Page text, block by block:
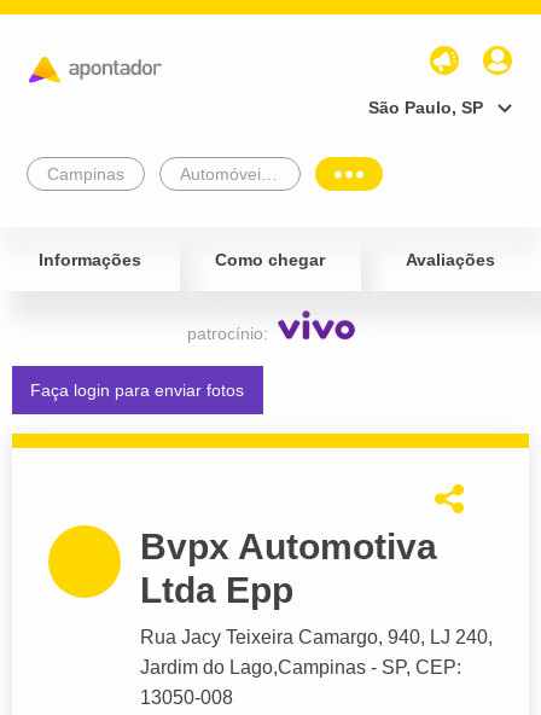
São Paulo, SP
Campinas
Informações Como chegar Avaliações
patrocínio:
Faça login para enviar fotos
Bvpx Automotiva
Ltda Epp
Rua Jacy Teixeira Camargo, 940, LJ 240,
Jardim do Lago,Campinas - SP, CEP:
13050-008